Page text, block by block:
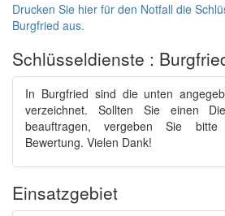
Drucken Sie hier für den Notfall die
Burgfried aus.
Schlüsseldienste :
In Burgfried sind die unten
verzeichnet. Sollten Sie einen
beauftragen, vergeben Sie
Bewertung. Vielen Dank!
Einsatzgebiet